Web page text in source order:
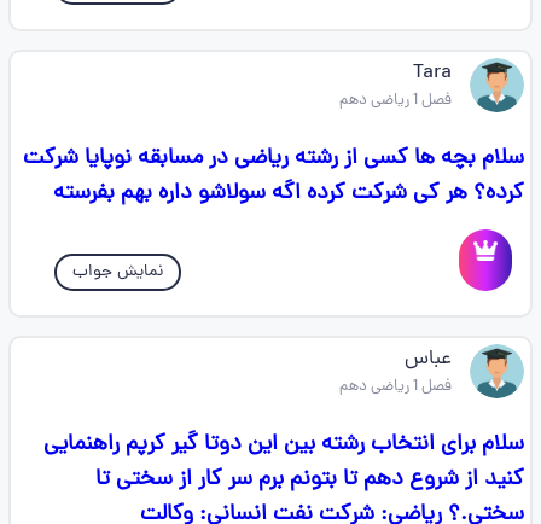
Tara
فصل 1 ریاضی دهم
سلام بچه ها کسی از رشته ریاضی در مسابقه نوپایا شرکت
کرده؟ هر کی شرکت کرده اگه سولاشو داره بهم بفرسته
نمایش جواب
عباس
فصل 1 ریاضی دهم
سلام برای انتخاب رشته بین این دوتا گیر کرپم راهنمایی
کنید از شروع دهم تا بتونم برم سر کار از سختی تا
سختی.؟ ریاضی: شرکت نفت انسانی: وکالت